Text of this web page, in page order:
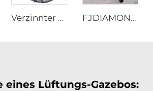
Verzinnter Spritzgitter, 1400rpm großes Volumen, 950mm runder hängender Ventilator für Kuhställe FJDIAMOND Ventilator WIFI Handy-Steuerung 1,5m 2m 80-Zoll Beweglicher leiser Pedestalventilator 2000mm Aluminium-Stehfußbodengymventilator
eines Lüftungs-Gazebos: